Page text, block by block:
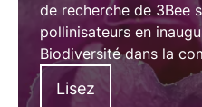
de recherche de 3Bee
pollinisateurs en
Biodiversité dans la
en plantant 250 arbres
la première étape d'un
Lisez